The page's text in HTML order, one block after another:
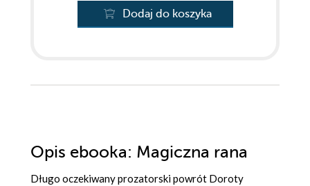
Dodaj do koszyka
Opis ebooka: Magiczna rana
Długo oczekiwany prozatorski powrót Doroty